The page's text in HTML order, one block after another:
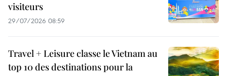
visiteurs
29/07/2026 08:59
Travel + Leisure classe le Vietnam au
top 10 des destinations pour la